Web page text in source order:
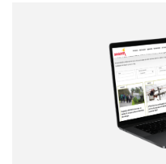
Correo electrónico
Tipo de comentario